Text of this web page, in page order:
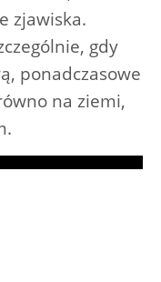
zjawiska.
gdy
ponadczasowe
na ziemi,